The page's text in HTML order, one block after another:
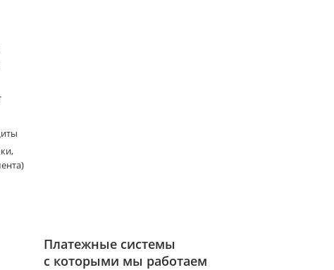
Платежные системы
с которыми мы работаем